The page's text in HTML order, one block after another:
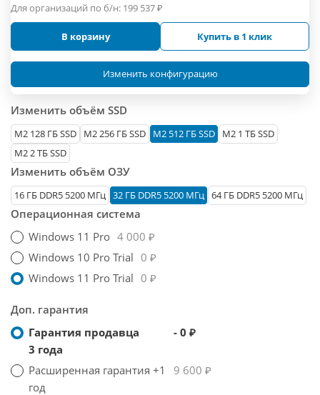
Для организаций по б/н: 199 537₽
В корзину Купить в 1 клик
Изменить конфигурацию
Изменить объём SSD
М2 128 ГБ SSD M2 256 ГБ SSD M2 512 ГБ SSD
M2 1 ТБ SSD
M2 2 ТБ SSD
Изменить объём ОЗУ
16 ГБ DDR5 5200 МГц 32 ГБ DDR5 5200 МГц 64 ГБ DDR5 5200 МГц
Операционная система
Windows 11 Pro 4 000 ₽
Windows 10 Pro Trial 0 ₽
Windows 11 Pro Trial 0 ₽
Доп. гарантия
Гарантия продавца
3 года
- 0 ₽
Расширенная гарантия +1
год
9 600 ₽